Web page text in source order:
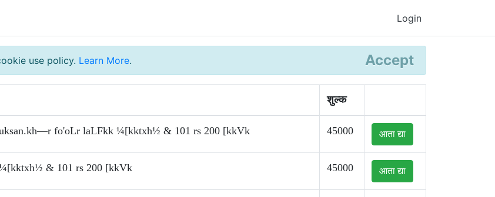
Login
use policy. Learn More. Accept
शुल्क
fo'oLr laLFkk ¼[kktxh½ & 101 rs 200 [kkVk 45000 आता द्या
& 101 rs 200 [kkVk 45000 आता द्या